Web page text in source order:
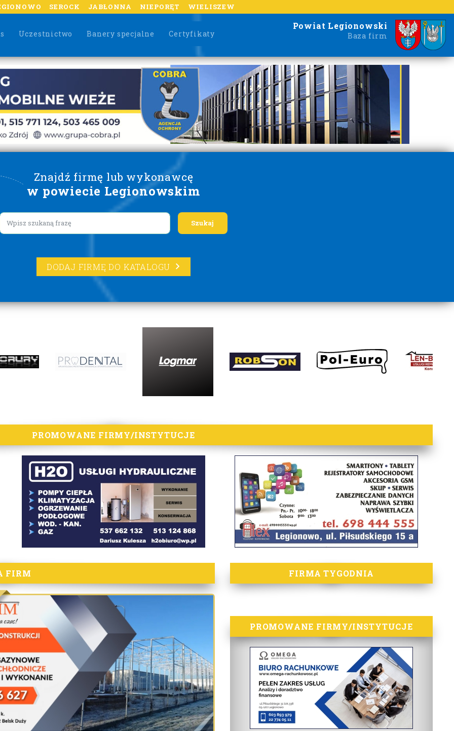
SEROCK JABŁONNA NIEPORĘT WIELISZEW
Uczestnictwo Banery specjalne Certyfikaty
Powiat Legionowski
Baza firm
Znajdź firmę lub wykonawcę
w powiecie Legionowskim
Lorem ipsum
DODAJ FIRMĘ DO KATALOGU
PROMOWANE FIRMY/INSTYTUCJE
FIRM FIRMA TYGODNIA
PROMOWANE FIRMY/INSTYTUCJE